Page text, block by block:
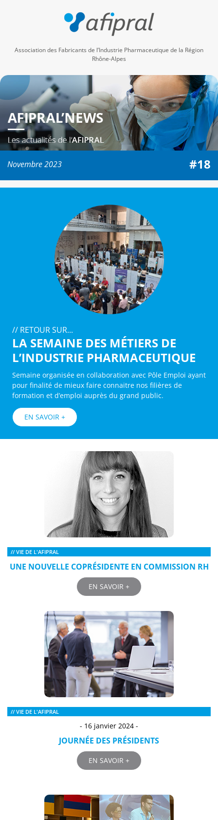
Association des Fabricants de l’Industrie Pharmaceutique de la Région
Rhône-Alpes
Novembre 2023 #18
// RETOUR SUR...
LA SEMAINE DES MÉTIERS DE
L’INDUSTRIE PHARMACEUTIQUE
Semaine organisée en collaboration avec Pôle Emploi ayant
pour finalité de mieux faire connaitre nos filières de
formation et d’emploi auprès du grand public.
EN SAVOIR +
// VIE DE L'AFIPRAL
UNE NOUVELLE COPRÉSIDENTE EN COMMISSION RH
EN SAVOIR +
// VIE DE L'AFIPRAL
- 16 janvier 2024 -
JOURNÉE DES PRÉSIDENTS
EN SAVOIR +